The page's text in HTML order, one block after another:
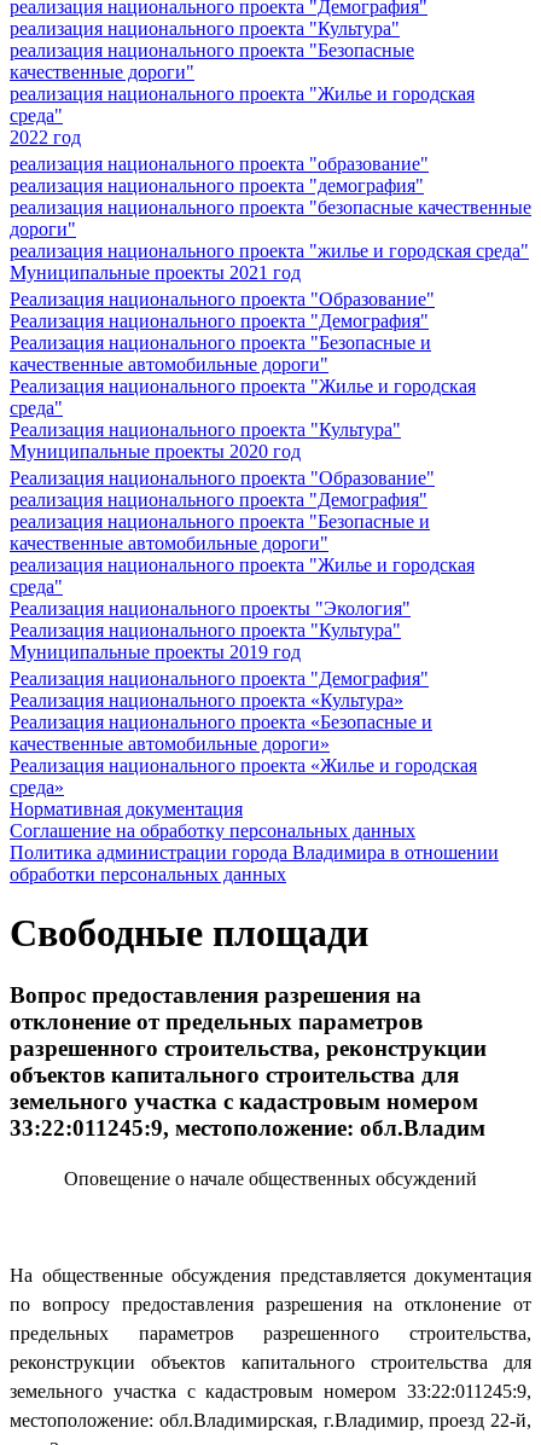
реализация национального проекта "Демография"
реализация национального проекта "Культура"
реализация национального проекта "Безопасные
качественные дороги"
реализация национального проекта "Жилье и городская
среда"
2022 год
реализация национального проекта "образование"
реализация национального проекта "демография"
реализация национального проекта "безопасные качественные
дороги"
реализация национального проекта "жилье и городская среда"
Муниципальные проекты 2021 год
Реализация национального проекта "Образование"
Реализация национального проекта "Демография"
Реализация национального проекта "Безопасные и
качественные автомобильные дороги"
Реализация национального проекта "Жилье и городская
среда"
Реализация национального проекта "Культура"
Муниципальные проекты 2020 год
Реализация национального проекта "Образование"
реализация национального проекта "Демография"
реализация национального проекта "Безопасные и
качественные автомобильные дороги"
реализация национального проекта "Жилье и городская
среда"
Реализация национального проекты "Экология"
Реализация национального проекта "Культура"
Муниципальные проекты 2019 год
Реализация национального проекта "Демография"
Реализация национального проекта «Культура»
Реализация национального проекта «Безопасные и
качественные автомобильные дороги»
Реализация национального проекта «Жилье и городская
среда»
Нормативная документация
Соглашение на обработку персональных данных
Политика администрации города Владимира в отношении
обработки персональных данных
Свободные площади
Вопрос предоставления разрешения на
отклонение от предельных параметров
разрешенного строительства, реконструкции
объектов капитального строительства для
земельного участка с кадастровым номером
33:22:011245:9, местоположение: обл.Владим
Оповещение о начале общественных обсуждений
На общественные обсуждения представляется документация
по вопросу предоставления разрешения на отклонение от
предельных параметров разрешенного строительства,
реконструкции объектов капитального строительства для
земельного участка с кадастровым номером 33:22:011245:9,
местоположение: обл.Владимирская, г.Владимир, проезд 22-й,